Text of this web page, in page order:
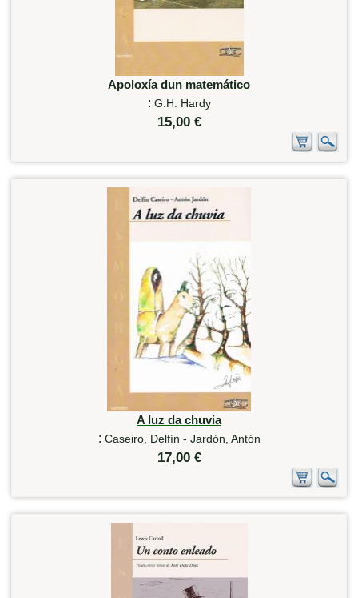
Apoloxía dun matemático
: G.H. Hardy
15,00 €
A luz da chuvia
: Caseiro, Delfín - Jardón, Antón
17,00 €